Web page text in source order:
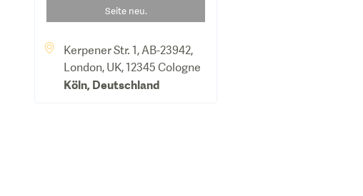
Seite neu.
Kerpener Str. 1, AB-23942,
London, UK, 12345 Cologne
Köln, Deutschland